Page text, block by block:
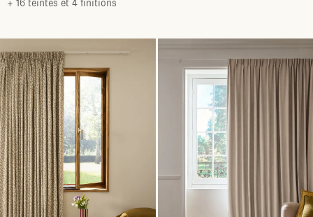
+ 16 teintes et 4 finitions